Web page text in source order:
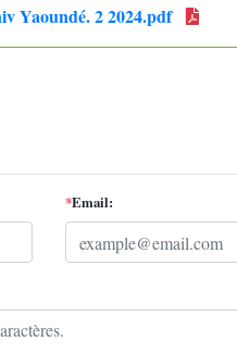
Yaoundé. 2 2024.pdf
*Email: